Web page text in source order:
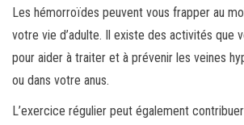
Les hémorroïdes peuvent vous frapper au
votre vie d’adulte. Il existe des activités que
pour aider à traiter et à prévenir les veines
ou dans votre anus.
L’exercice régulier peut également